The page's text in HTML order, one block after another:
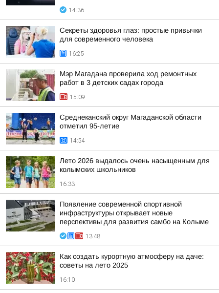
14:36
Секреты здоровья глаз: простые привычки
для современного человека
16:25
Мэр Магадана проверила ход ремонтных
работ в 3 детских садах города
15:09
Среднеканский округ Магаданской области
отметил 95-летие
14:54
Лето 2026 выдалось очень насыщенным для
колымских школьников
16:33
Появление современной спортивной
инфраструктуры открывает новые
перспективы для развития самбо на Колыме
13:48
Как создать курортную атмосферу на даче:
советы на лето 2025
16:10